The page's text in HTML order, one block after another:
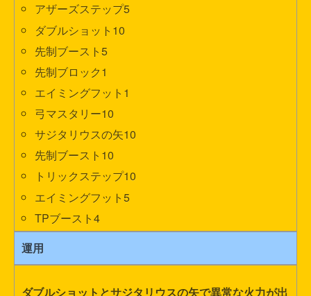
アザーズステップ5
ダブルショット10
先制ブースト5
先制ブロック1
エイミングフット1
弓マスタリー10
サジタリウスの矢10
先制ブースト10
トリックステップ10
エイミングフット5
TPブースト4
運用
ダブルショットとサジタリウスの矢で異常な火力が出